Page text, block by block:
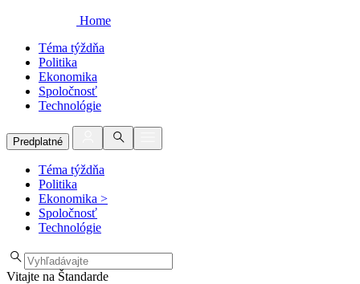
Home
Téma týždňa
Politika
Ekonomika
Spoločnosť
Technológie
Predplatné
Téma týždňa
Politika
Ekonomika >
Spoločnosť
Technológie
Vitajte na Štandarde